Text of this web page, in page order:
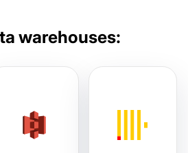
warehouses: